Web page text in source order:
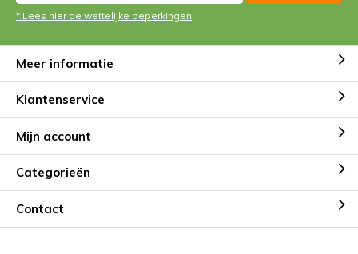
* Lees hier de wettelijke beperkingen
Meer informatie
Klantenservice
Mijn account
Categorieën
Contact